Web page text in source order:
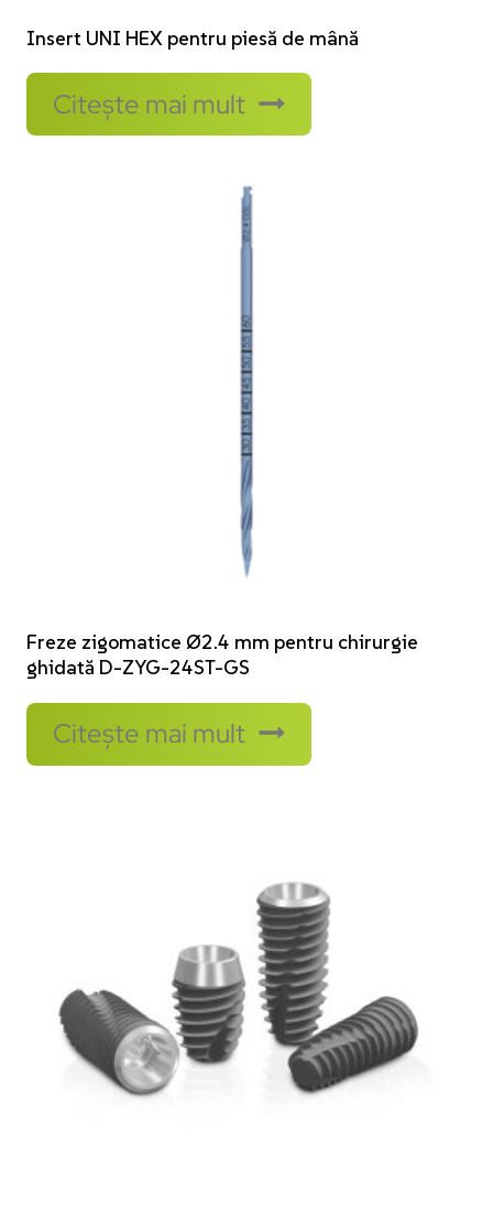
Insert UNI HEX pentru piesă de mână
Citește mai mult
Freze zigomatice Ø2.4 mm pentru chirurgie
ghidată D-ZYG-24ST-GS
Citește mai mult